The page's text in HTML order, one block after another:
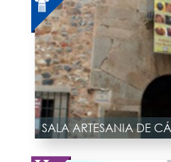
SALA ARTESANIA DE